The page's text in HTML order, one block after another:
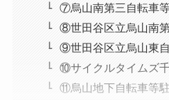
⑦烏山南第三自転車
⑧世田谷区立烏山南
⑨世田谷区立烏山東
⑩サイクルタイムズ
⑪烏山地下自転車等